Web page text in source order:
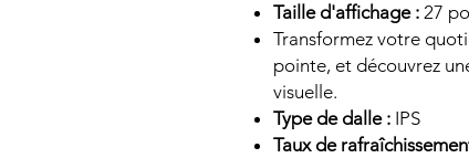
Taille d'affichage : 27
Transformez votre
pointe, et découvrez
visuelle.
Type de dalle : IPS
Taux de